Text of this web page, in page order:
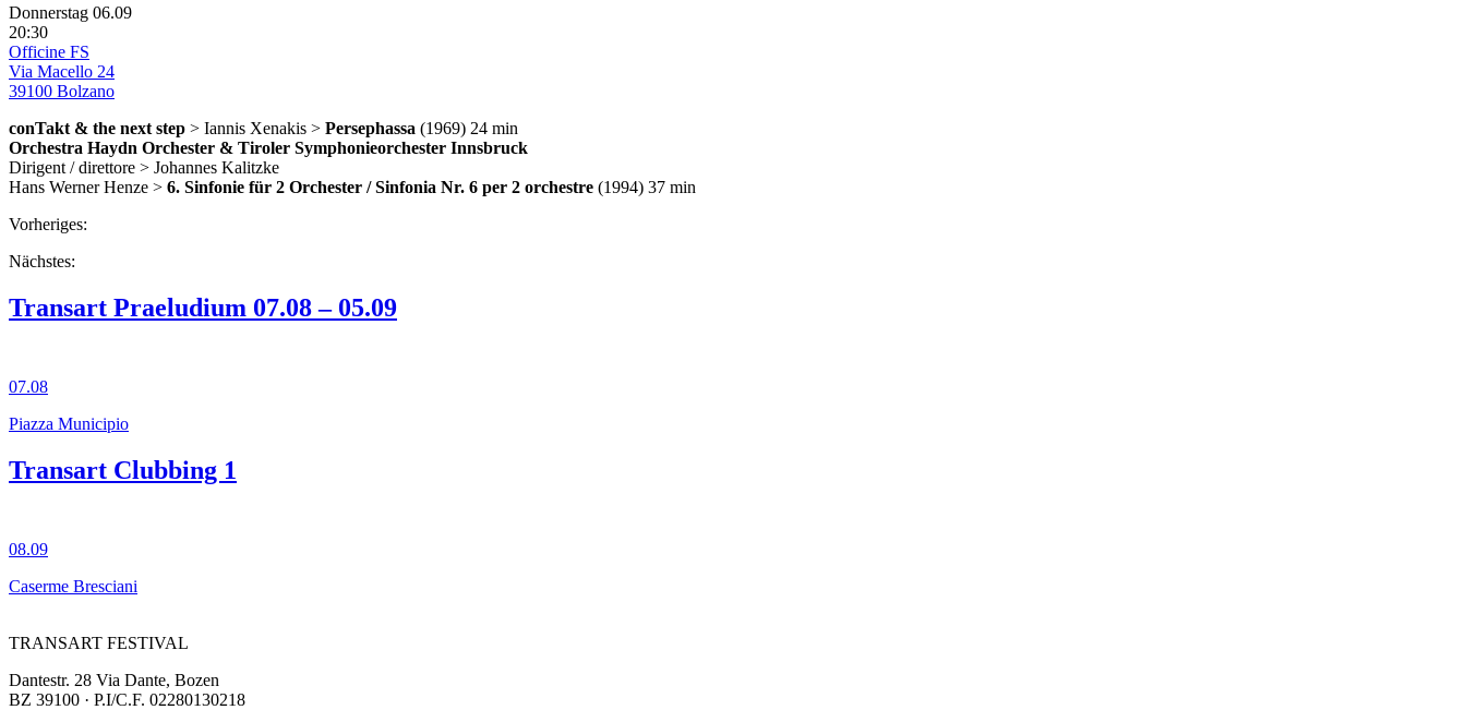
Donnerstag 06.09
20:30
Officine FS
Via Macello 24
39100 Bolzano
conTakt & the next step > Iannis Xenakis > Persephassa (1969) 24 min
Orchestra Haydn Orchester & Tiroler Symphonieorchester Innsbruck
Dirigent / direttore > Johannes Kalitzke
Hans Werner Henze > 6. Sinfonie für 2 Orchester / Sinfonia Nr. 6 per 2 orchestre (1994) 37 min
Vorheriges:
Nächstes:
Transart Praeludium 07.08 – 05.09
07.08
Piazza Municipio
Transart Clubbing 1
08.09
Caserme Bresciani
TRANSART FESTIVAL
Dantestr. 28 Via Dante, Bozen
BZ 39100 · P.I/C.F. 02280130218